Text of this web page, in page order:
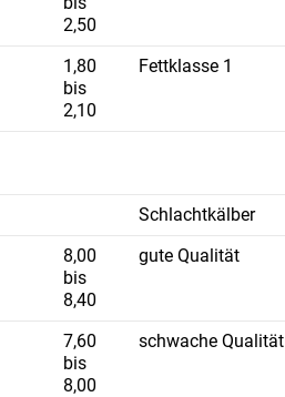
2,50
1,80
bis
2,10
Fettklasse 1
Schlachtkälber
8,00
bis
8,40
gute Qualität
7,60
bis
8,00
schwache Qualität